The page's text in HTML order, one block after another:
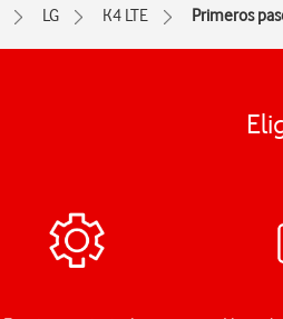
LG K4 LTE Primeros